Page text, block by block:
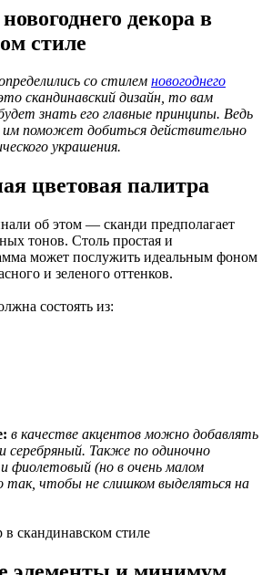
декора в
стиле
со стилем новогоднего
скандинавский дизайн, то вам
знать его главные принципы. Ведь
поможет добиться действительно
украшения.
цветовая палитра
об этом — сканди предполагает
тонов. Столь простая и
может послужить идеальным фоном
и зеленого оттенков.
состоять из:
в качестве акцентов можно добавлять
серебряный. Также по одиночно
фиолетовый (но в очень малом
так, чтобы не слишком выделяться на